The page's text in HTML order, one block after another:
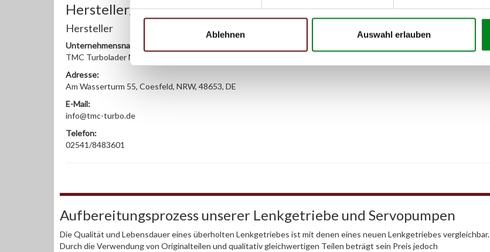
Ablehnen Auswahl erlauben
Hersteller/EU Verantwortliche Person
Hersteller
Unternehmensname:
TMC Turbolader Manufaktur Coesfeld
Adresse:
Am Wasserturm 55, Coesfeld, NRW, 48653, DE
E-Mail:
info@tmc-turbo.de
Telefon:
02541/8483601
Aufbereitungsprozess unserer Lenkgetriebe und Servopumpen
Die Qualität und Lebensdauer eines überholten Lenkgetriebes ist mit denen eines neuen Lenkgetriebes vergleichbar.
Durch die Verwendung von Originalteilen und qualitativ gleichwertigen Teilen beträgt sein Preis jedoch